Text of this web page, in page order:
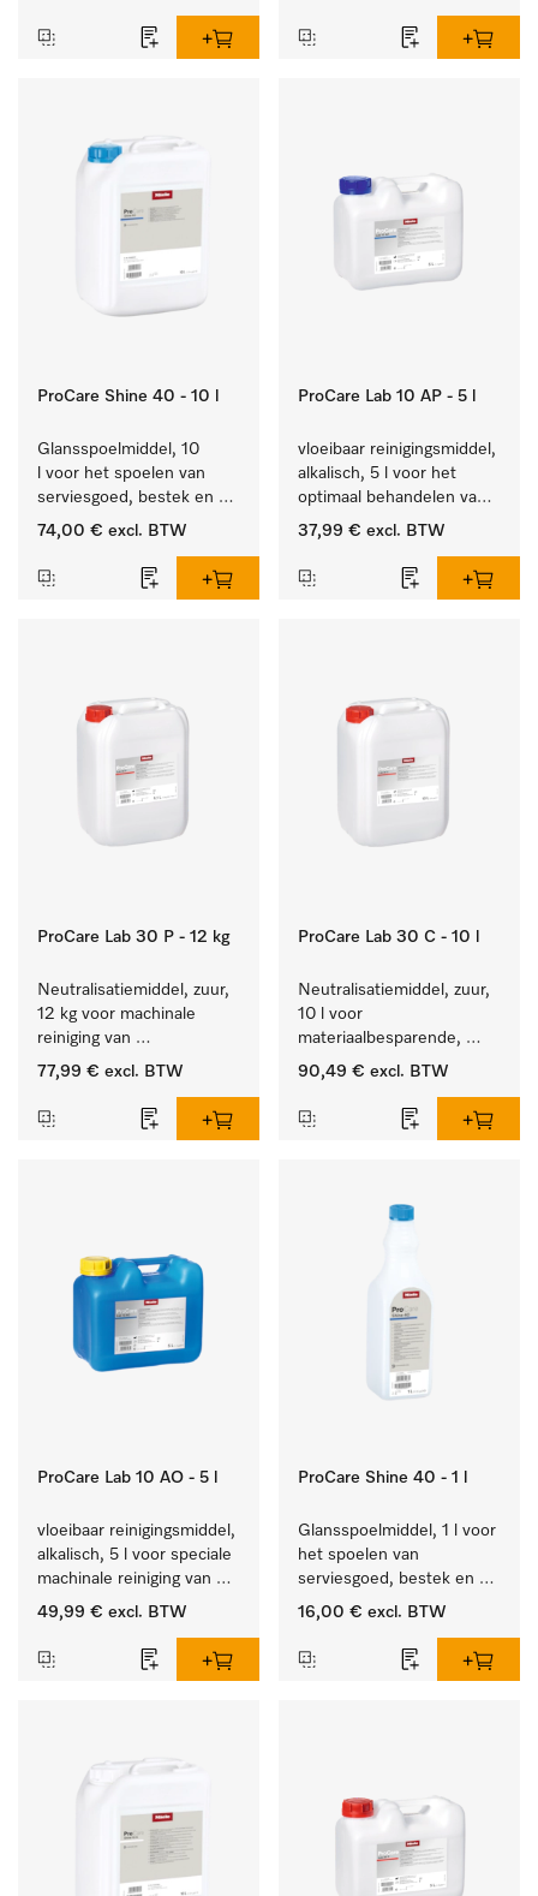
wasgoed.
wasgoed.
ProCare Shine 40 - 10 l
Glansspoelmiddel, 10
l voor het spoelen van
serviesgoed, bestek en
ideaal voor glazen.
74,00 € excl. BTW
ProCare Lab 10 AP - 5 l
vloeibaar reinigingsmiddel,
alkalisch, 5 l voor het
optimaal behandelen van
laboratoriumhulpstukken.
37,99 € excl. BTW
ProCare Lab 30 P - 12 kg
Neutralisatiemiddel, zuur,
12 kg voor machinale
reiniging van
laboratoriumglaswerk en -
77,99 € excl. BTW
ProCare Lab 30 C - 10 l
Neutralisatiemiddel, zuur,
10 l voor
materiaalbesparende,
machinale reiniging van
gerei.
90,49 € excl. BTW
ProCare Lab 10 AO - 5 l
vloeibaar reinigingsmiddel,
alkalisch, 5 l voor speciale
machinale reiniging van
laboratoriumglaswerk en -
49,99 € excl. BTW
ProCare Shine 40 - 1 l
Glansspoelmiddel, 1 l voor
het spoelen van
serviesgoed, bestek en
ideaal voor glazen.
16,00 € excl. BTW